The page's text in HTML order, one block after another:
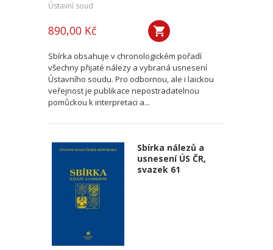
Ústavní soud
890,00 Kč
Sbírka obsahuje v chronologickém pořadí
všechny přijaté nálezy a vybraná usnesení
Ústavního soudu. Pro odbornou, ale i laickou
veřejnost je publikace nepostradatelnou
pomůckou k interpretaci a...
Sbírka nálezů a
usnesení ÚS ČR,
svazek 61